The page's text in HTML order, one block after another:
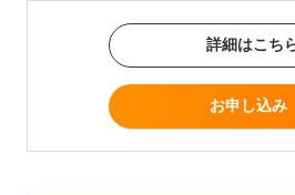
詳細はこち
お申し込み